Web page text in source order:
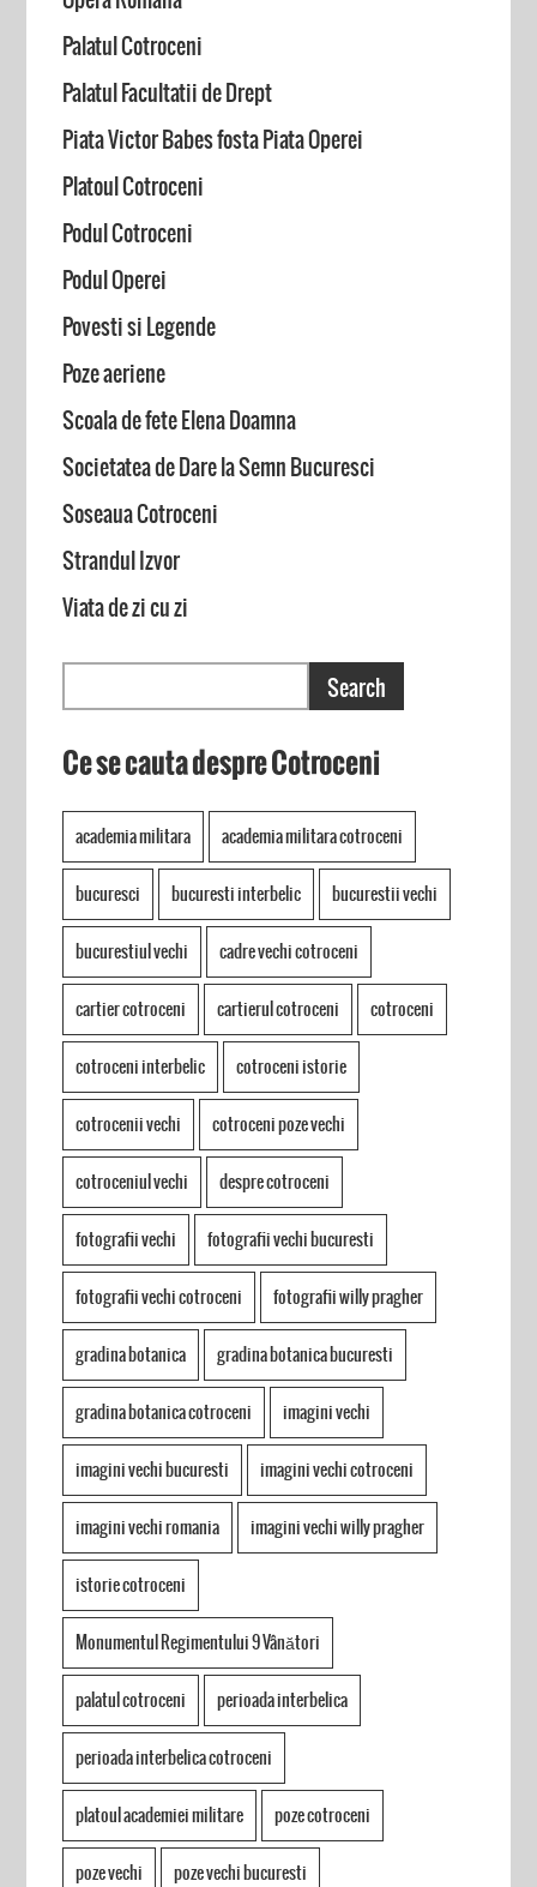
Palatul Cotroceni
Palatul Facultatii de Drept
Piata Victor Babes fosta Piata Operei
Platoul Cotroceni
Podul Cotroceni
Podul Operei
Povesti si Legende
Poze aeriene
Scoala de fete Elena Doamna
Societatea de Dare la Semn Bucuresci
Soseaua Cotroceni
Strandul Izvor
Viata de zi cu zi
Ce se cauta despre Cotroceni
academia militara academia militara cotroceni
bucuresci bucuresti interbelic bucurestii vechi
bucurestiul vechi cadre vechi cotroceni
cartier cotroceni cartierul cotroceni cotroceni
cotroceni interbelic cotroceni istorie
cotrocenii vechi cotroceni poze vechi
cotroceniul vechi despre cotroceni
fotografii vechi fotografii vechi bucuresti
fotografii vechi cotroceni fotografii willy pragher
gradina botanica gradina botanica bucuresti
gradina botanica cotroceni imagini vechi
imagini vechi bucuresti imagini vechi cotroceni
imagini vechi romania imagini vechi willy pragher
istorie cotroceni
Monumentul Regimentului 9 Vânători
palatul cotroceni perioada interbelica
perioada interbelica cotroceni
platoul academiei militare poze cotroceni
poze vechi poze vechi bucuresti